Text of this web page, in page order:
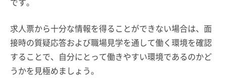
求人票から十分な情報を得ることができない場合は、面
接時の質疑応答および職場見学を通して働く環境を確認
することで、自分にとって働きやすい環境であるのかど
うかを見極めましょう。